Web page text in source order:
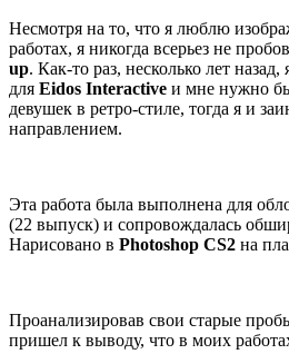
Несмотря на то, что я люблю
работах, я никогда всерьез не
up. Как-то раз, несколько лет
для Eidos Interactive и мне нужно
девушек в ретро-стиле, тогда я и
направлением.
Эта работа была выполнена для
(22 выпуск) и сопровождалась
Нарисовано в Photoshop CS2 на
Проанализировав свои старые
пришел к выводу, что в моих